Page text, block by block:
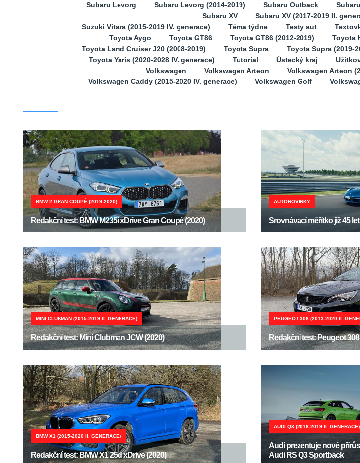
Subaru Levorg
Subaru Levorg (2014-2019) Subaru Outback
Subaru XV
Subaru XV (2017-2019 II.
Suzuki Vitara (2015-2019 IV. generace)
Téma týdne Testy aut
Toyota Aygo
Toyota GT86 Toyota GT86 (2012-2019) Toyota
Toyota Land Cruiser J20 (2008-2019)
Toyota Supra Toyota Supra (2019-
Toyota Yaris (2020-2028 IV. generace)
Tutorial Ústecký kraj
Volkswagen
Volkswagen Arteon Volkswagen Arteon
Volkswagen Caddy (2015-2020 IV. generace)
Volkswagen Golf
BMW 2 GRAN COUPÉ (2019-2020)
Redakční test: BMW M235i xDrive Gran Coupé (2020)
AUTONOVINKY
Srovnávací měřítko již 45
MINI CLUBMAN (2015-2019 II. GENERACE)
Redakční test: Mini Clubman JCW (2020)
PEUGEOT 308 (2013-2020 II.
Redakční test: Peugeot 308
BMW X1 (2015-2020 II. GENERACE)
Redakční test: BMW X1 25d xDrive (2020)
AUDI Q3 (2018-2019 II. GENERACE)
Audi prezentuje nové
Audi RS Q3 Sportback